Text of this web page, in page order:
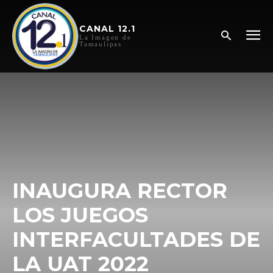
CANAL 12.1
La Imagen de
Tamaulipas
INAUGURA RECTOR
LOS JUEGOS
INTERFACULTADES DE
LA UAT 2022